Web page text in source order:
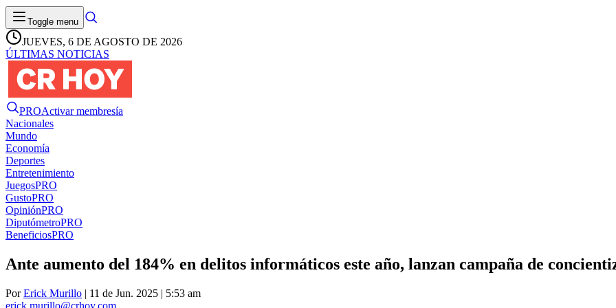
Toggle menu
JUEVES, 6 DE AGOSTO DE 2026
ÚLTIMAS NOTICIAS
PROActivar membresía
Nacionales
Mundo
Economía
Deportes
Entretenimiento
JuegosPRO
GustoPRO
OpiniónPRO
DiputómetroPRO
BeneficiosPRO
Ante aumento del 184% en delitos informáticos este año, lanzan campaña de
PorErick Murillo | 11 de Jun. 2025 | 5:53 am
erick.murillo@crhoy.com